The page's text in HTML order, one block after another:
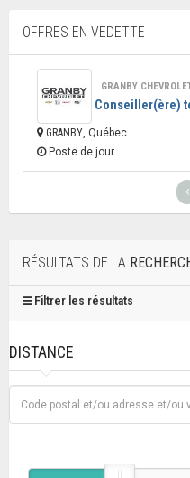
OFFRES EN VEDETTE
GRANBY
Conseiller(ère)
GRANBY, Québec
Poste de jour
RÉSULTATS DE LA
Filtrer les résultats
DISTANCE